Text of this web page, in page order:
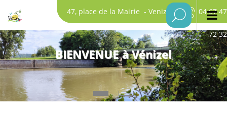
47, place de la Mairie - Venizel 04 67 47
72 32
BIENVENUE à Vénizel